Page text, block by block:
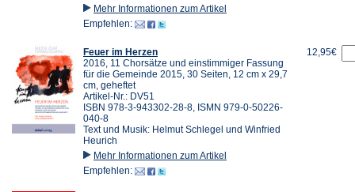
Mehr Informationen zum Artikel
Empfehlen:
Feuer im Herzen
2016, 11 Chorsätze und einstimmiger Fassung
für die Gemeinde 2015, 30 Seiten, 12 cm x 29,7
cm, geheftet
Artikel-Nr.: DV51
ISBN 978-3-943302-28-8, ISMN 979-0-50226-
040-8
Text und Musik: Helmut Schlegel und Winfried
Heurich
Mehr Informationen zum Artikel
Empfehlen:
12,95€